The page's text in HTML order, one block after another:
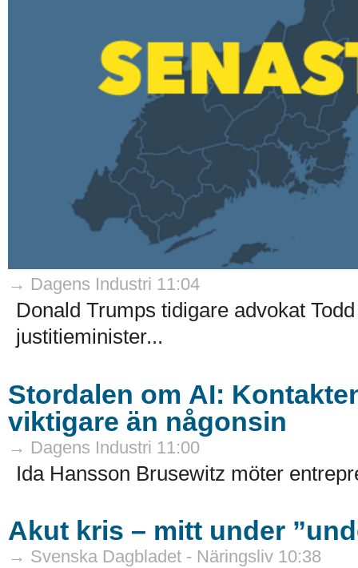
→ Dagens Industri 11:04
Donald Trumps tidigare advokat
justitieminister...
Stordalen om AI:
viktigare än någonsin
→ Dagens Industri 11:00
Ida Hansson Brusewitz möter
Akut kris – mitt under
→ Svenska Dagbladet - Näringsliv 10:38